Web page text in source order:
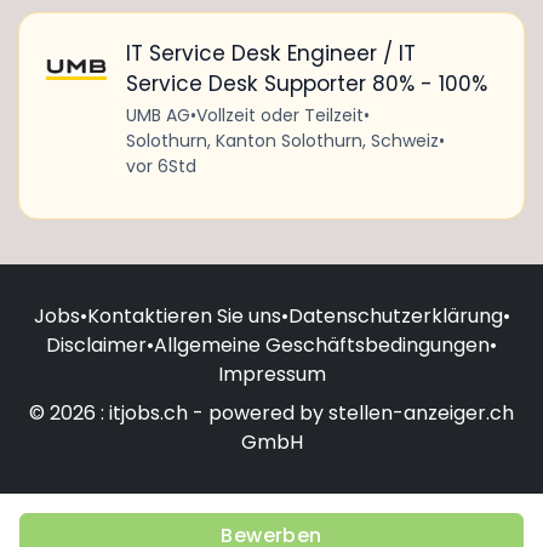
Bewerben
IT Service Desk Engineer / IT
Service Desk Supporter 80% - 100%
UMB AG•Vollzeit oder Teilzeit•
Solothurn, Kanton Solothurn, Schweiz•
vor 6Std
Jobs•Kontaktieren Sie uns•Datenschutzerklärung•
Disclaimer•Allgemeine Geschäftsbedingungen•
Impressum
© 2026 : itjobs.ch - powered by stellen-anzeiger.ch
GmbH